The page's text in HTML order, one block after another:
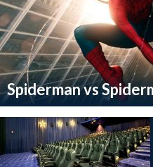
Spiderman vs